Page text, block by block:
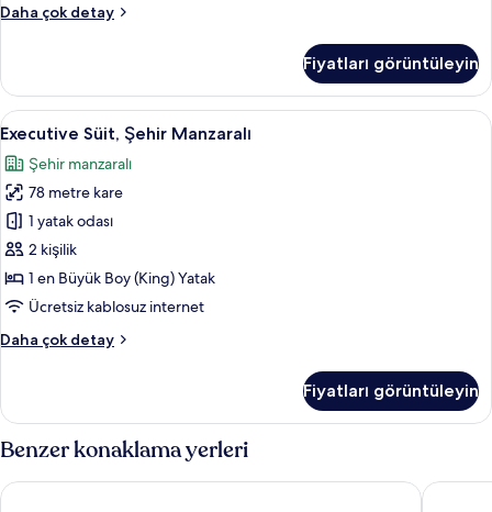
Daha çok detay
Executive
hakkında
daha
fazla
Fiyatları görüntüleyin
Executive
Süit,
Şehir
Manzaralı
için
tüm
fotoğrafları
görün
Executive Süit, Şehir Manzaralı |
5
Executive Süit, Şehir Manzaralı
Şehir manzaralı
78 metre kare
1 yatak odası
2 kişilik
1 en Büyük Boy (King) Yatak
Ücretsiz kablosuz internet
Daha çok detay
Executive
hakkında
daha
fazla
detay
Fiyatları görüntüleyin
Benzer konaklama yerleri
SSAW Boutique Hotel Shanghai Bund Central